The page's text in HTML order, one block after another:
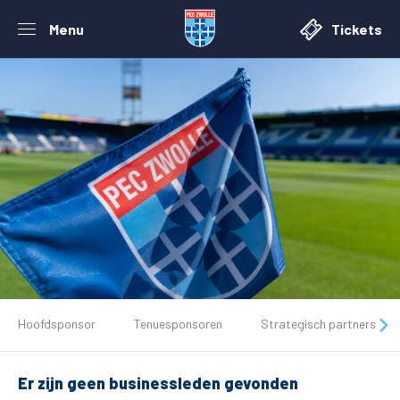
Menu Tickets
Tickets
Matchdays
Hoofdsponsor Tenuesponsoren Strategisch partners
Er zijn geen businessleden gevonden